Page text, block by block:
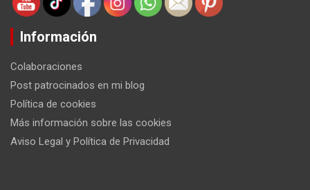
Información
Colaboraciones
Post patrocinados en mi blog
Política de cookies
Más información sobre las cookies
Aviso Legal y Política de Privacidad